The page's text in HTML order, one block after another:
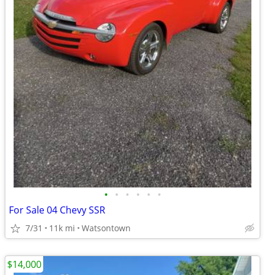
• • • • • •
For Sale 04 Chevy SSR
7/31 11k mi Watsontown
$14,000